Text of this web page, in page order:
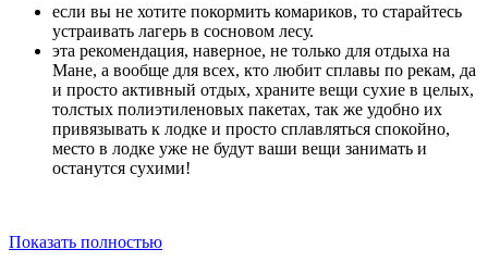
если вы не хотите покормить комариков, то старайтесь
устраивать лагерь в сосновом лесу.
эта рекомендация, наверное, не только для отдыха на
Мане, а вообще для всех, кто любит сплавы по рекам, да
и просто активный отдых, храните вещи сухие в целых,
толстых полиэтиленовых пакетах, так же удобно их
привязывать к лодке и просто сплавляться спокойно,
место в лодке уже не будут ваши вещи занимать и
останутся сухими!
Показать полностью